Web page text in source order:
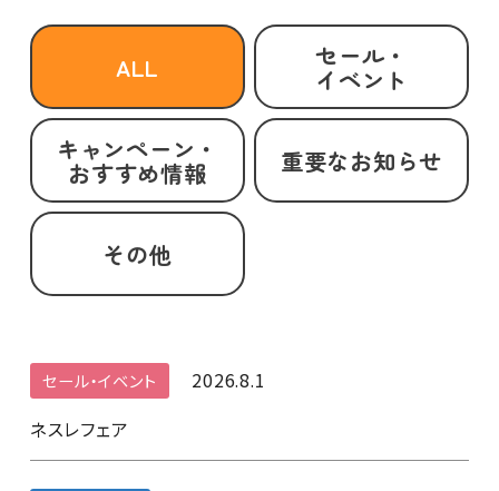
ALL セール・
イベント
キャンペーン・
おすすめ情報 重要なお知らせ
その他
セール・イベント
2026.8.1
ネスレフェア